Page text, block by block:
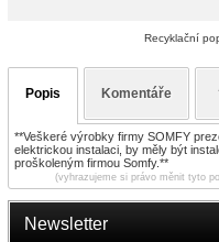
Newsletter
Recyklační
Popis Komentáře
**Veškeré výrobky firmy SOMFY
elektrickou instalaci, by měly být
proškoleným firmou Somfy.**
(vyhrazujeme si právo měnit tyto